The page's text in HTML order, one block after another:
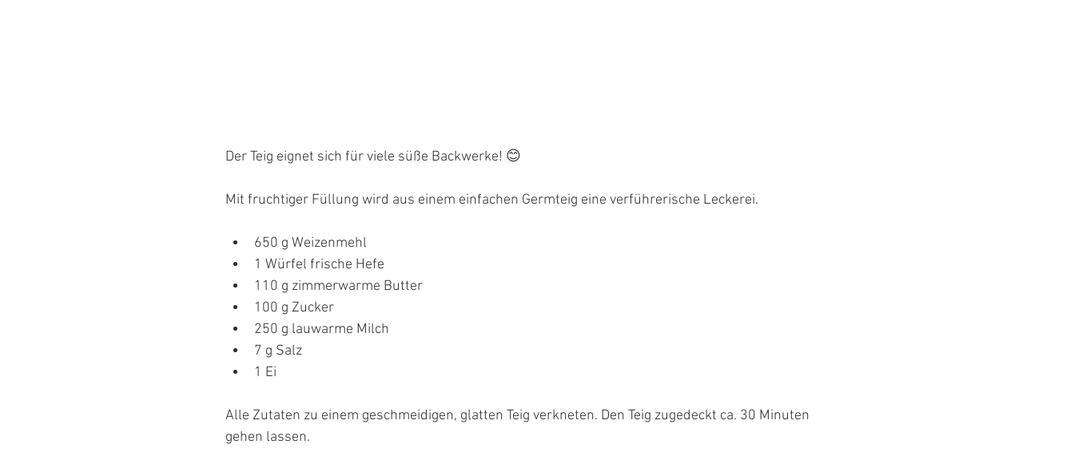
Der Teig eignet sich für viele süße Backwerke! 😊
Mit fruchtiger Füllung wird aus einem einfachen Germteig eine verführerische Leckerei.
650 g Weizenmehl
1 Würfel frische Hefe
110 g zimmerwarme Butter
100 g Zucker
250 g lauwarme Milch
7 g Salz
1 Ei
Alle Zutaten zu einem geschmeidigen, glatten Teig verkneten. Den Teig zugedeckt ca. 30 Minuten
gehen lassen.